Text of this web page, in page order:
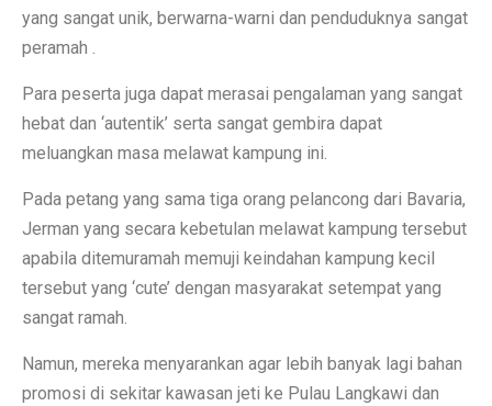
yang sangat unik, berwarna-warni dan penduduknya sangat
peramah .
Para peserta juga dapat merasai pengalaman yang sangat
hebat dan ‘autentik’ serta sangat gembira dapat
meluangkan masa melawat kampung ini.
Pada petang yang sama tiga orang pelancong dari Bavaria,
Jerman yang secara kebetulan melawat kampung tersebut
apabila ditemuramah memuji keindahan kampung kecil
tersebut yang ‘cute’ dengan masyarakat setempat yang
sangat ramah.
Namun, mereka menyarankan agar lebih banyak lagi bahan
promosi di sekitar kawasan jeti ke Pulau Langkawi dan